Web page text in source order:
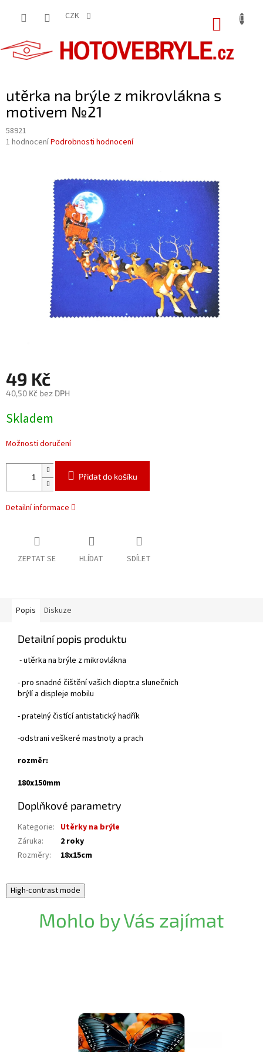
CZK
utěrka na brýle z mikrovlákna s
motivem №21
58921
Průměrné
1 hodnoceníPodrobnosti hodnocení
49 Kč
40,50 Kč bez DPH
cena:
Skladem
Možnosti doručení
Přidat do košíku
Detailní informace
ZEPTAT SE HLÍDAT SDÍLET
Popis Diskuze
Detailní popis produktu
- utěrka na brýle z mikrovlákna
- pro snadné čištění vašich dioptr.a slunečnich
brýlí a displeje mobilu
-pratelný čistící antistatický hadřík
-odstrani veškeré mastnoty a prach
rozměr:
180x150mm
Doplňkové parametry
Kategorie: Utěrky na brýle
Záruka:
2 roky
Rozměry: 18x15cm
High-contrast mode
Mohlo by Vás zajímat